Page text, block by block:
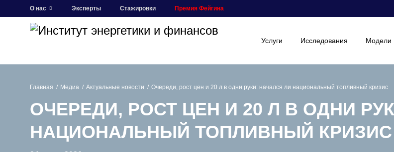
О нас Эксперты Стажировки Премия Фейгина
Услуги Исследования Модели
Главная Медиа Актуальные новости Очереди, рост цен и 20 л в одни руки: начался ли национальный топливный кризис
ОЧЕРЕДИ, РОСТ ЦЕН И 20 Л В ОДНИ
НАЦИОНАЛЬНЫЙ ТОПЛИВНЫЙ КРИЗИС